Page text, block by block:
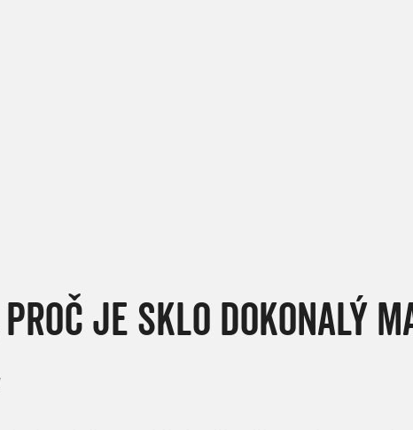
JE SKLO DOKONALÝ